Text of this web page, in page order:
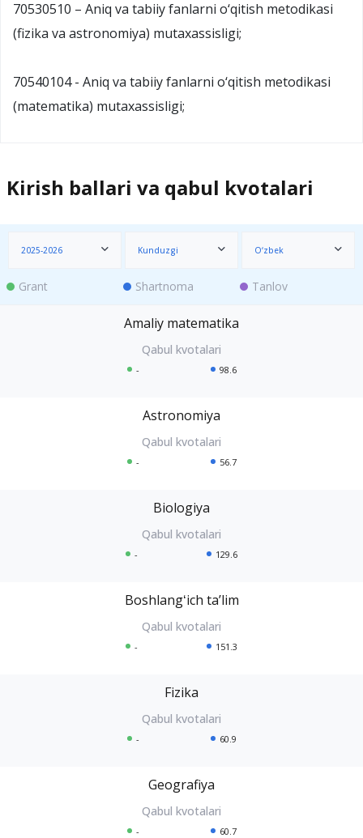
70530510 – Aniq va tabiiy fanlarni o‘qitish metodikasi
(fizika va astronomiya) mutaxassisligi;
70540104 - Aniq va tabiiy fanlarni o‘qitish metodikasi
(matematika) mutaxassisligi;
Kirish ballari va qabul kvotalari
2025-2026 Kunduzgi O‘zbek
Grant Shartnoma Tanlov
Amaliy matematika
- 98.6
Astronomiya
- 56.7
Biologiya
- 129.6
Boshlangʻich taʼlim
- 151.3
Fizika
- 60.9
Geografiya
- 60.7